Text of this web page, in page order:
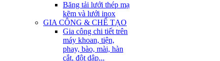
Băng tải lưới thép mạ
kẽm và lưới inox
GIA CÔNG & CHẾ TẠO
Gia công chi tiết trên
máy khoan, tiện,
phay, bào, mài, hàn
cắt, đột dập...